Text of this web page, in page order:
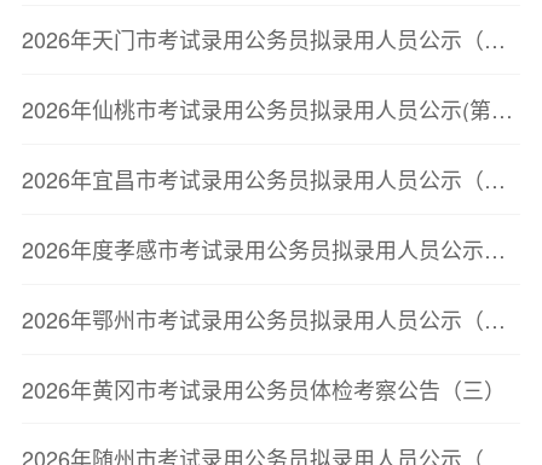
2026年天门市考试录用公务员拟录用人员公示（第二批）
2026年仙桃市考试录用公务员拟录用人员公示(第二批)
2026年宜昌市考试录用公务员拟录用人员公示（第二批）
2026年度孝感市考试录用公务员拟录用人员公示（第二批）
2026年鄂州市考试录用公务员拟录用人员公示（第三批）
2026年黄冈市考试录用公务员体检考察公告（三）